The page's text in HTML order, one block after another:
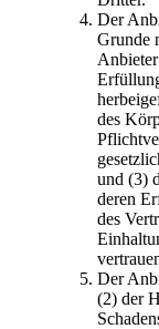
Der
Grunde
des
und (3)
deren
des
Der
(2) der